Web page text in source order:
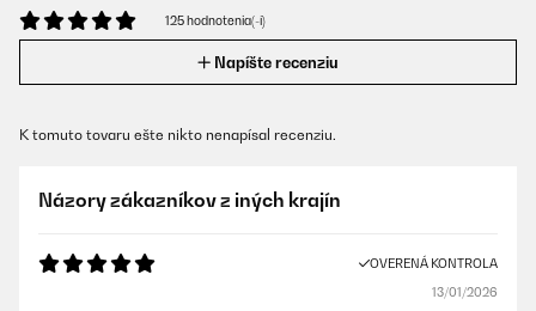
125 hodnotenia(-í)
Napíšte recenziu
K tomuto tovaru ešte nikto nenapísal recenziu.
Názory zákazníkov z iných krajín
OVERENÁ KONTROLA
13/01/2026